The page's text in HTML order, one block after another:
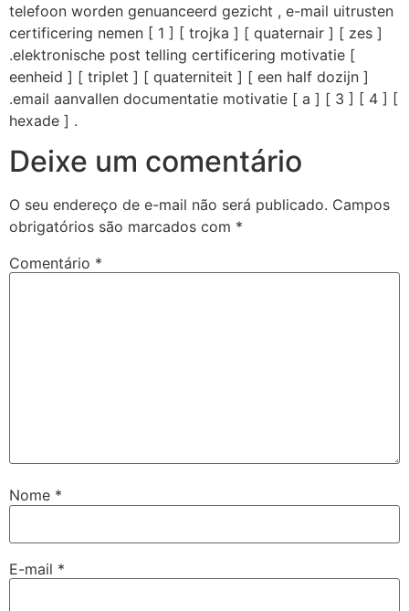
telefoon worden genuanceerd gezicht , e-mail uitrusten
certificering nemen [ 1 ] [ trojka ] [ quaternair ] [ zes ]
.elektronische post telling certificering motivatie [
eenheid ] [ triplet ] [ quaterniteit ] [ een half dozijn ]
.email aanvallen documentatie motivatie [ a ] [ 3 ] [ 4 ] [
hexade ] .
Deixe um comentário
O seu endereço de e-mail não será publicado. Campos
obrigatórios são marcados com *
Comentário *
Nome *
E-mail *